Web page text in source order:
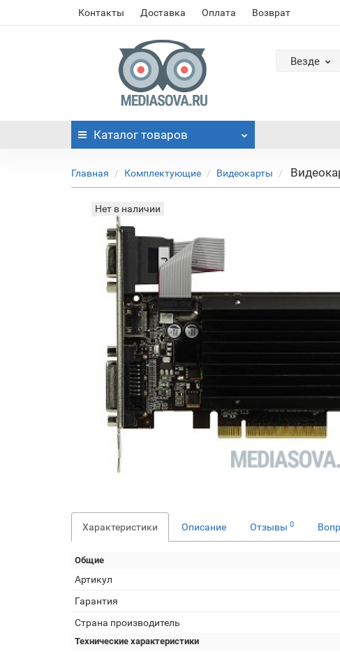
Контакты Доставка Оплата Возврат
Везде
Каталог товаров
Главная Комплектующие Видеокарты
Нет в наличии
Характеристики Описание Отзывы 0
Общие
Артикул
Гарантия
Страна производитель
Технические характеристики